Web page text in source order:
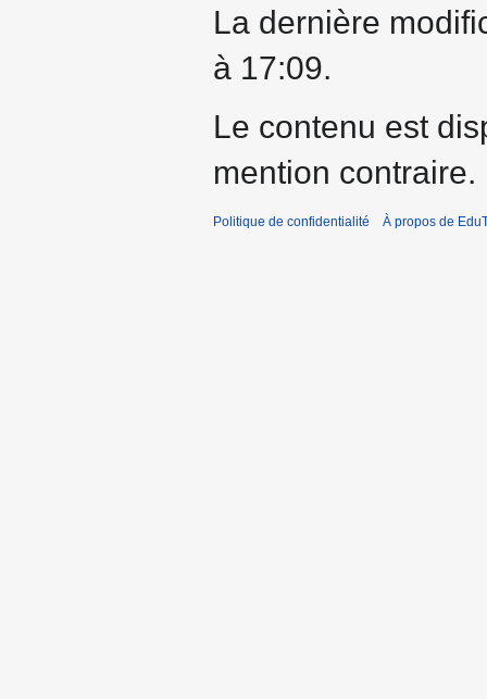
La dernière
à 17:09.
Le contenu est
mention contraire.
Politique de confidentialité À propos de